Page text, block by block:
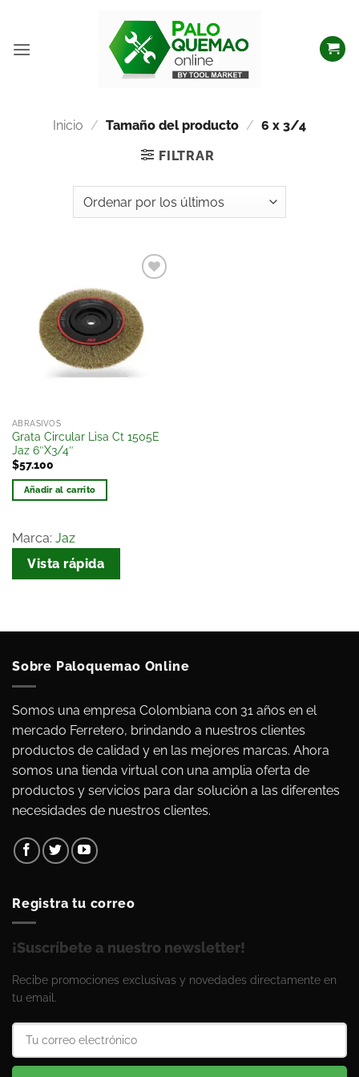
Inicio / Tamaño del producto / 6 x 3/4
FILTRAR
a la
lista
de
deseos
ABRASIVOS
Grata Circular Lisa Ct 1505E
Jaz 6″X3/4″
$57.100
Añadir al carrito
Marca: Jaz
Vista rápida
Sobre Paloquemao Online
Somos una empresa Colombiana con 31 años en el
mercado Ferretero, brindando a nuestros clientes
productos de calidad y en las mejores marcas. Ahora
somos una tienda virtual con una amplia oferta de
productos y servicios para dar solución a las diferentes
necesidades de nuestros clientes.
Registra tu correo
¡Suscríbete a nuestro newsletter!
Recibe promociones exclusivas y novedades directamente en
tu email.